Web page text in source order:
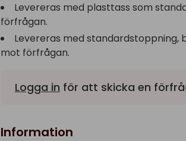
Levereras med plasttass som
förfrågan.
Levereras med standardstoppning,
mot förfrågan.
Logga in för att skicka en
Information